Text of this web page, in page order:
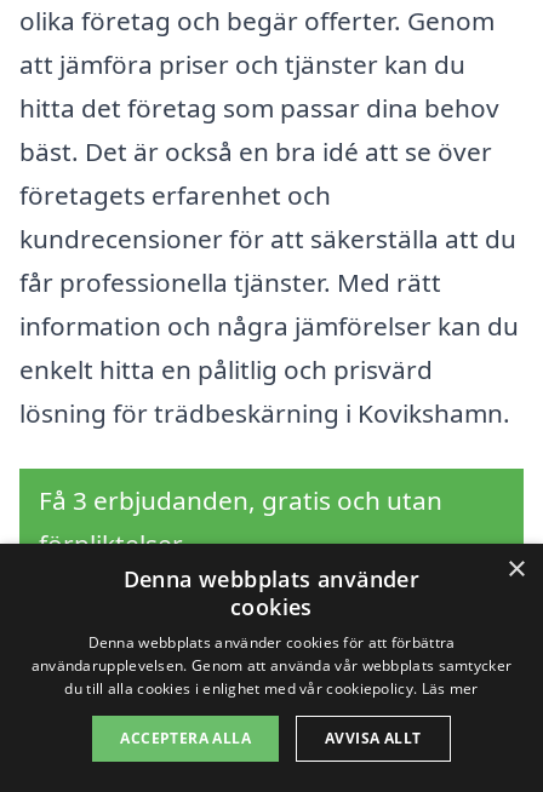
olika företag och begär offerter. Genom
att jämföra priser och tjänster kan du
hitta det företag som passar dina behov
bäst. Det är också en bra idé att se över
företagets erfarenhet och
kundrecensioner för att säkerställa att du
får professionella tjänster. Med rätt
information och några jämförelser kan du
enkelt hitta en pålitlig och prisvärd
lösning för trädbeskärning i Kovikshamn.
Få 3 erbjudanden, gratis och utan
förpliktelser
Sök efter en
professionell för
×
Denna webbplats använder
cookies
Denna webbplats använder cookies för att förbättra
användarupplevelsen. Genom att använda vår webbplats samtycker
du till alla cookies i enlighet med vår cookiepolicy. Läs mer
ACCEPTERA ALLA AVVISA ALLT